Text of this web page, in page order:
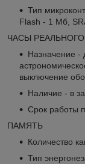
Тип
Flash - 1 Mб,
ЧАСЫ
Назначение -
выключение
Наличие - в
Срок работы
ПАМЯТЬ
Количество
Тип